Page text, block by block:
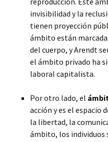
invisibilidad y la
tienen proyección
ámbito están
del cuerpo, y Arendt
el ámbito privado ha
laboral capitalista.
Por otro lado, el
acción y es el espacio
la libertad, la
ámbito, los individuos